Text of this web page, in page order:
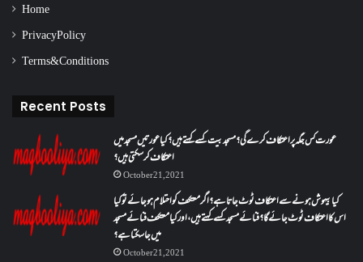
Home
Privacy Policy
Terms & Conditions
Recent Posts
عورت کس جگہ پر اعتکاف کرے گی؟مسجد بیت کسے کہتے ہیں؟کیا عورتیں مسجد میں
اعتکاف کر سکتی ہیں؟
October 21, 2021
کیا بیہوش ہونے سے اعتکاف ٹوٹ جاتا ہے؟ اگر معتکف کو احتلام ہو جائے تو کیا
اس کا اعتکاف ٹوٹ جائے گا؟فنائے مسجد کسے کہتے ہیں ، اور کیا معتکف فنائے مسجد
میں جا سکتا ہے؟
October 21, 2021